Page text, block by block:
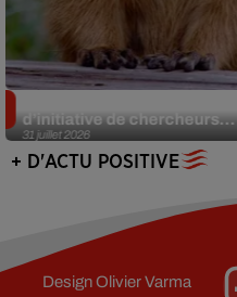
31 juillet 2026
d’initiative de chercheurs...
+ D'ACTU POSITIVE
DesignOlivier Varma